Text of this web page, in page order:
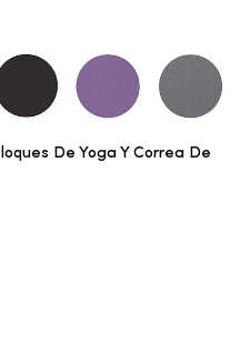
De Yoga Y Correa De